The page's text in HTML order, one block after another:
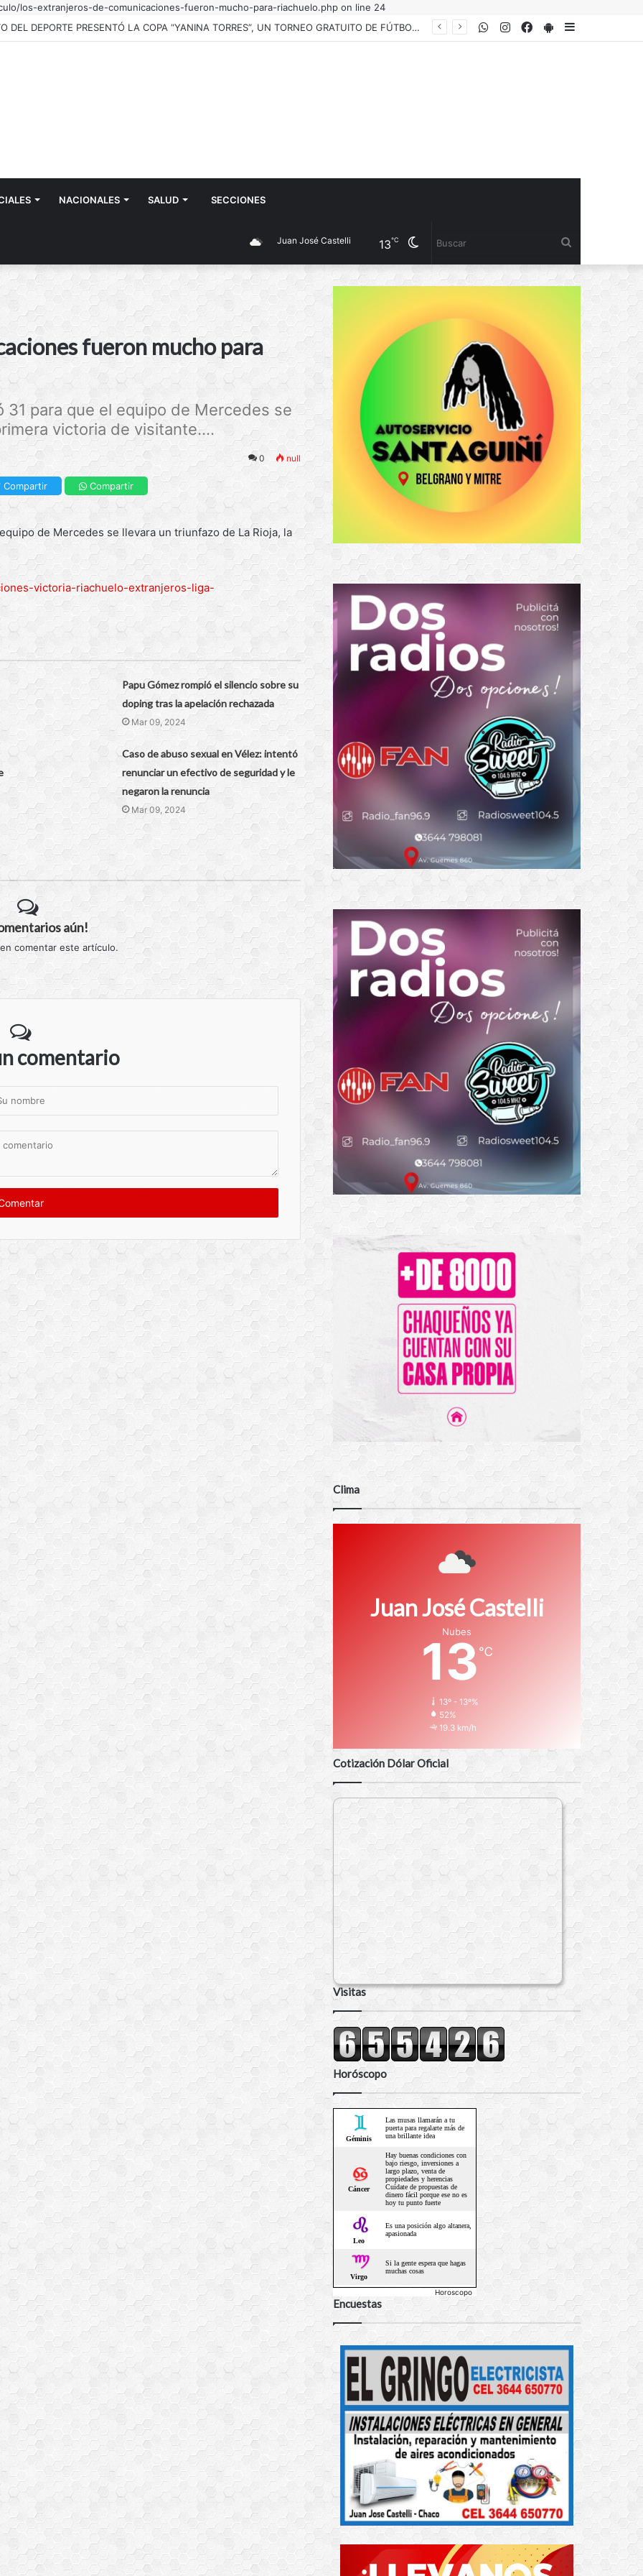
los-extranjeros-de-comunicaciones-fueron-mucho-para-riachuelo.php on line 24
EL INSTITUTO DEL DEPORTE PRESENTÓ LA COPA “YANINA TORRES”, UN TORNEO GRATUITO DE FÚTBOL 5 FEMENINO PARA JUGADORAS AMATEURS
PlayStore
Facebook
Instagram
WhatsApp
NACIONALES SALUD SECCIONES
Cambiar
modo
Juan José Castelli 13℃
fueron mucho para
para que el equipo de Mercedes se
victoria de visitante....
0 null
Compartir Compartir
de Mercedes se llevara un triunfazo de La Rioja, la
victoria-riachuelo-extranjeros-liga-
Papu Gómez rompió el silencio sobre su
doping tras la apelación rechazada
Mar 09, 2024
Caso de abuso sexual en Vélez: intentó
renunciar un efectivo de seguridad y le
negaron la renuncia
Mar 09, 2024
aún!
comentar este artículo.
comentario
Clima
Juan José Castelli
Nubes
13 ℃
13º - 13º%
52%
19.3 km/h
Cotización Dólar Oficial
Visitas
Horóscopo
Horoscopo
Encuestas